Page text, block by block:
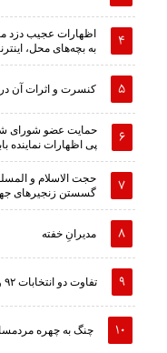
اظهارات عجیب دزد
به بچه‌های محل،
کنسرت و اثرات آن
حمایت عضو شورای
پی اظهارات نماینده
حجت الاسلام و
گسستن زنجیرهاى
مدیرانِ خفته
تفاوت دو انتخابات ٩٢ و ٩٦ و برگ برنده
چنگ به چهره